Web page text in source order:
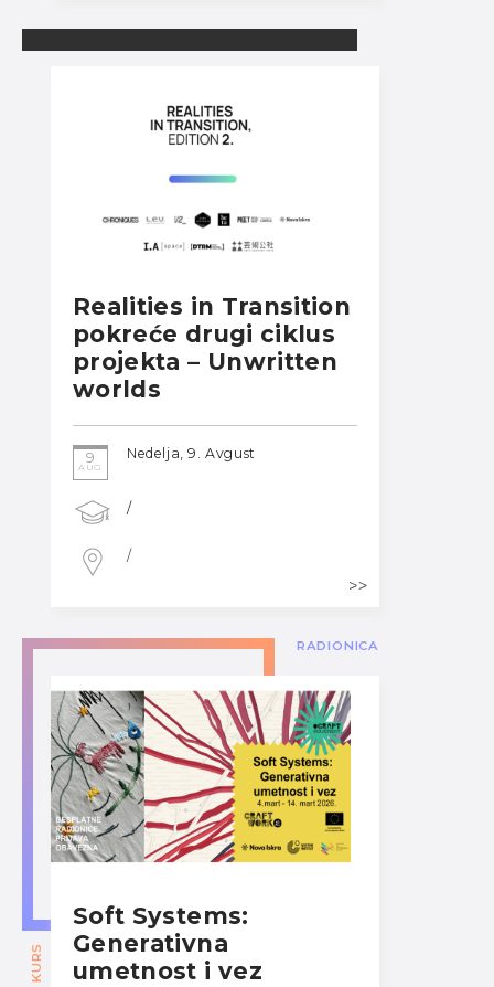
Realities in Transition
pokreće drugi ciklus
projekta – Unwritten
worlds
9
AUG
Nedelja, 9. Avgust
/
/
RADIONICA
KURS
Soft Systems:
Generativna
umetnost i vez